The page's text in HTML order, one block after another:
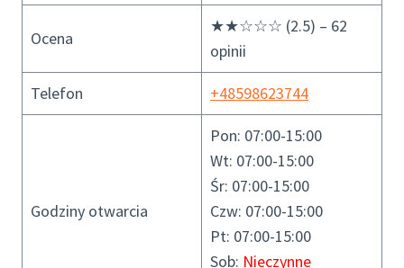
Ocena
★★☆☆☆ (2.5) – 62
opinii
Telefon +48598623744
Godziny otwarcia
Pon: 07:00-15:00
Wt: 07:00-15:00
Śr: 07:00-15:00
Czw: 07:00-15:00
Pt: 07:00-15:00
Sob: Nieczynne